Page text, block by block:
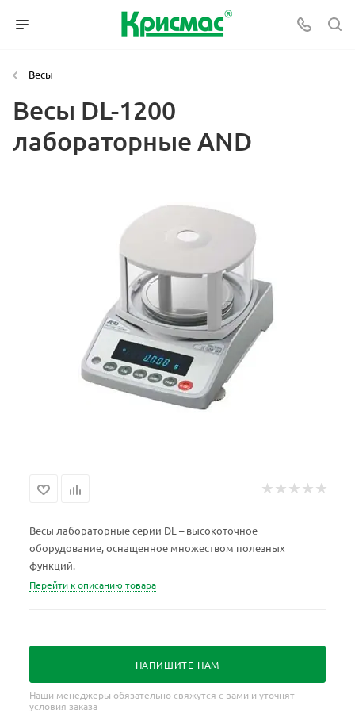
Весы
Весы DL-1200
лабораторные AND
Весы лабораторные серии DL – высокоточное
оборудование, оснащенное множеством полезных
функций.
Перейти к описанию товара
НАПИШИТЕ НАМ
Наши менеджеры обязательно свяжутся с вами и уточнят
условия заказа